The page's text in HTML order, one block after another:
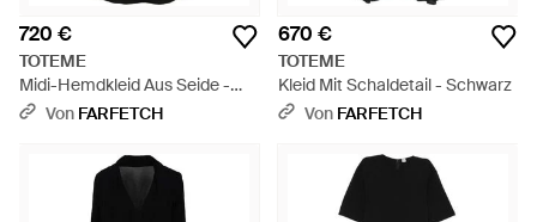
720 €
TOTEME
Midi-Hemdkleid Aus Seide -
Schwarz
Von FARFETCH
670 €
TOTEME
Kleid Mit Schaldetail - Schwarz
Von FARFETCH